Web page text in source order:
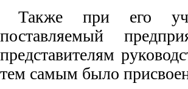
Также при его
поставляемый
представителям
тем самым было